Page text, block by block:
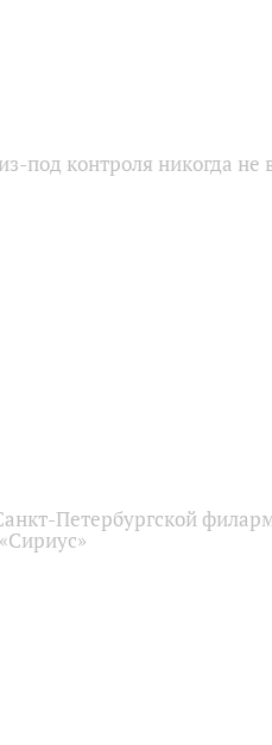
под контроля никогда
Петербургской